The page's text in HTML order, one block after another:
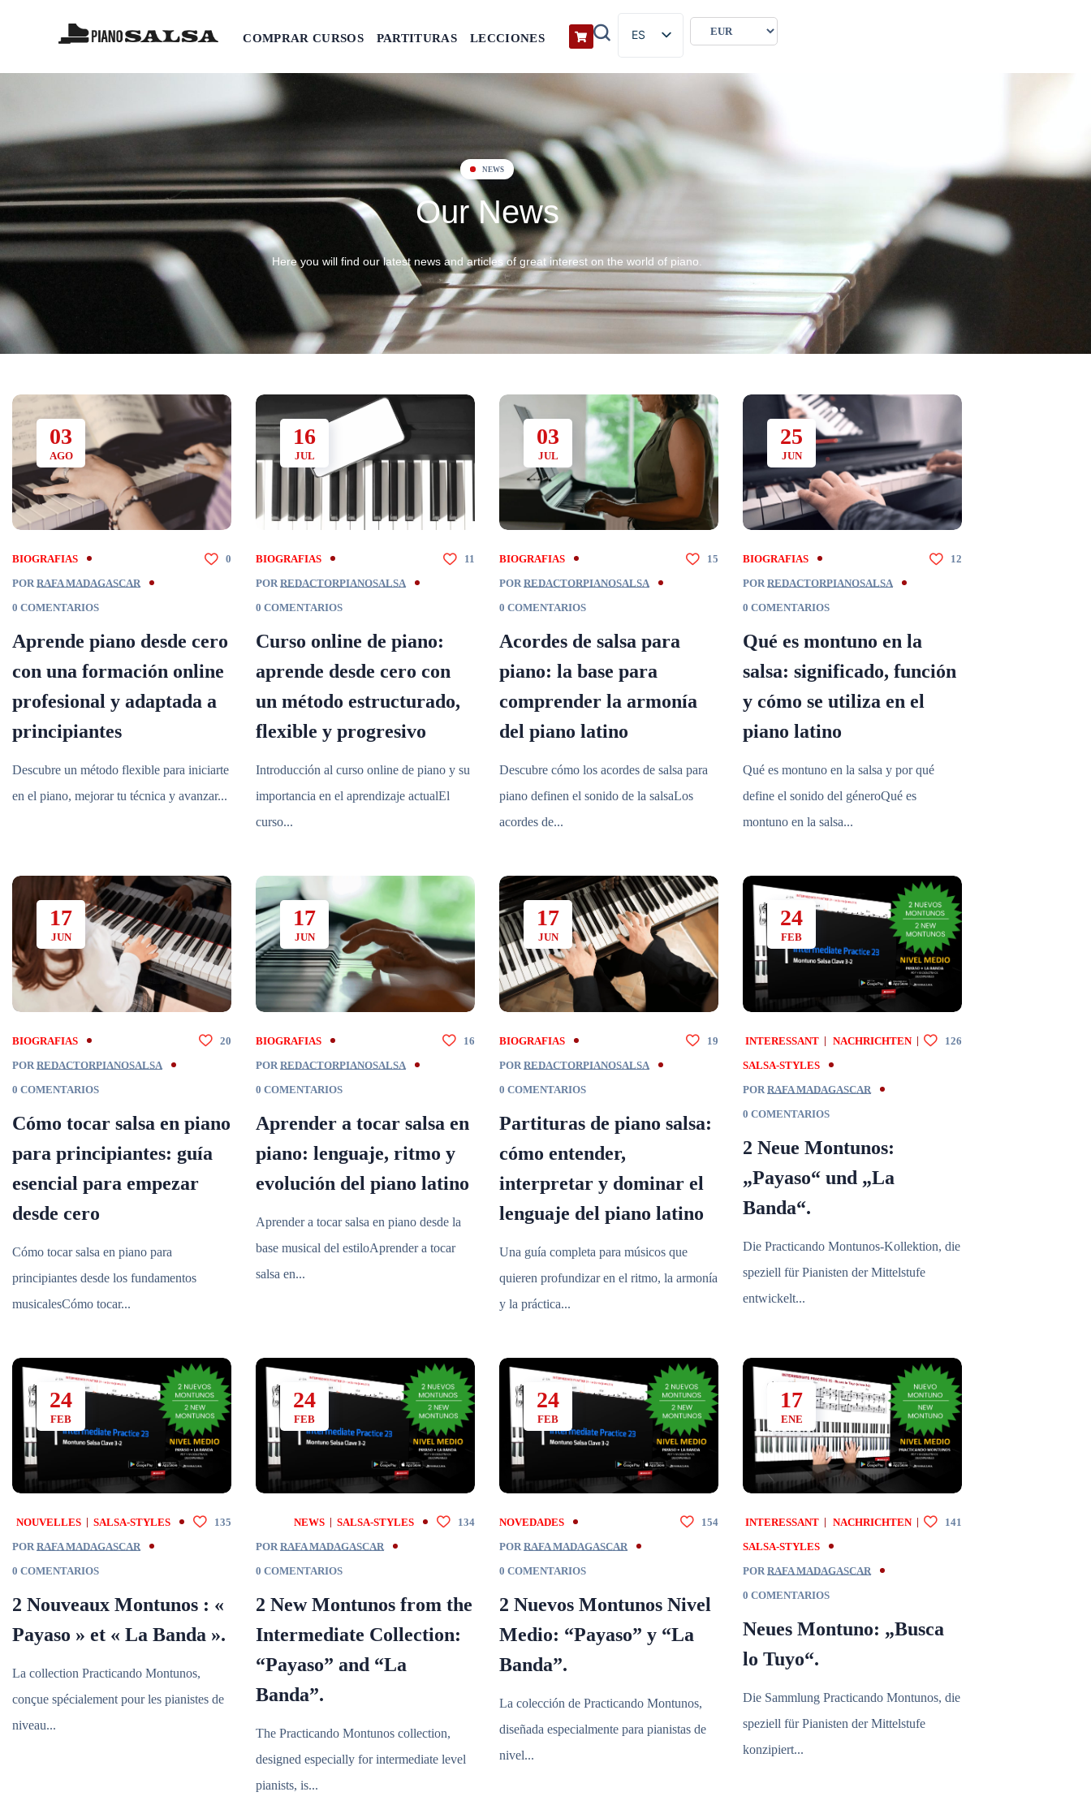
COMPRAR CURSOS PARTITURAS LECCIONES
ES
EN
DE
NEWS
Our News
Here you will find our latest news and articles of great interest on the world of piano.
03
AGO
BIOGRAFIAS
PORRAFA MADAGASCAR
0 COMENTARIOS
0
Aprende piano desde cero
con una formación online
profesional y adaptada a
principiantes
Descubre un método flexible para iniciarte
en el piano, mejorar tu técnica y avanzar...
16
JUL
BIOGRAFIAS
PORREDACTORPIANOSALSA
0 COMENTARIOS
11
Curso online de piano:
aprende desde cero con
un método estructurado,
flexible y progresivo
Introducción al curso online de piano y su
importancia en el aprendizaje actualEl
curso...
03
JUL
BIOGRAFIAS
PORREDACTORPIANOSALSA
0 COMENTARIOS
15
Acordes de salsa para
piano: la base para
comprender la armonía
del piano latino
Descubre cómo los acordes de salsa para
piano definen el sonido de la salsaLos
acordes de...
25
JUN
BIOGRAFIAS
PORREDACTORPIANOSALSA
0 COMENTARIOS
12
Qué es montuno en la
salsa: significado, función
y cómo se utiliza en el
piano latino
Qué es montuno en la salsa y por qué
define el sonido del géneroQué es
montuno en la salsa...
17
JUN
BIOGRAFIAS
POR REDACTORPIANOSALSA
0 COMENTARIOS
20
Cómo tocar salsa en piano
para principiantes: guía
esencial para empezar
desde cero
Cómo tocar salsa en piano para
principiantes desde los fundamentos
musicalesCómo tocar...
17
JUN
BIOGRAFIAS
POR REDACTORPIANOSALSA
0 COMENTARIOS
16
Aprender a tocar salsa en
piano: lenguaje, ritmo y
evolución del piano latino
Aprender a tocar salsa en piano desde la
base musical del estiloAprender a tocar
salsa en...
17
JUN
BIOGRAFIAS
POR REDACTORPIANOSALSA
0 COMENTARIOS
19
Partituras de piano salsa:
cómo entender,
interpretar y dominar el
lenguaje del piano latino
Una guía completa para músicos que
quieren profundizar en el ritmo, la armonía
y la práctica...
24
FEB
INTERESSANT
NACHRICHTEN
SALSA-STYLES
POR RAFA MADAGASCAR
0 COMENTARIOS
126
2 Neue Montunos:
„Payaso“ und „La
Banda“.
Die Practicando Montunos-Kollektion, die
speziell für Pianisten der Mittelstufe
entwickelt...
24
FEB
NOUVELLES
SALSA-STYLES
POR RAFA MADAGASCAR
0 COMENTARIOS
135
2 Nouveaux Montunos : «
Payaso » et « La Banda ».
La collection Practicando Montunos,
conçue spécialement pour les pianistes de
niveau...
24
FEB
NEWS
SALSA-STYLES
POR RAFA MADAGASCAR
0 COMENTARIOS
134
2 New Montunos from the
Intermediate Collection:
“Payaso” and “La
Banda”.
The Practicando Montunos collection,
designed especially for intermediate level
pianists, is...
24
FEB
NOVEDADES
POR RAFA MADAGASCAR
0 COMENTARIOS
154
2 Nuevos Montunos Nivel
Medio: “Payaso” y “La
Banda”.
La colección de Practicando Montunos,
diseñada especialmente para pianistas de
nivel...
17
ENE
INTERESSANT
NACHRICHTEN
SALSA-STYLES
POR RAFA MADAGASCAR
0 COMENTARIOS
141
Neues Montuno: „Busca
lo Tuyo“.
Die Sammlung Practicando Montunos, die
speziell für Pianisten der Mittelstufe
konzipiert...